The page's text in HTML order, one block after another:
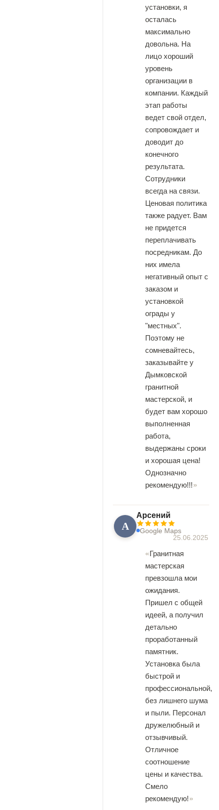
установки, я
осталась
максимально
довольна. На
лицо хороший
уровень
организации в
компании. Каждый
этап работы
ведет свой отдел,
сопровождает и
доводит до
конечного
результата.
Сотрудники
всегда на связи.
Ценовая политика
также радует. Вам
не придется
переплачивать
посредникам. До
них имела
негативный опыт с
заказом и
установкой
ограды у
"местных".
Поэтому не
сомневайтесь,
заказывайте у
Дымковской
гранитной
мастерской, и
будет вам хорошо
выполненная
работа,
выдержаны сроки
и хорошая цена!
Однозначно
рекомендую!!!
А
Арсений
Google Maps
25.06.2025
Гранитная
мастерская
превзошла мои
ожидания.
Пришел с общей
идеей, а получил
детально
проработанный
памятник.
Установка была
быстрой и
профессиональной,
без лишнего шума
и пыли. Персонал
дружелюбный и
отзывчивый.
Отличное
соотношение
цены и качества.
Смело
рекомендую!